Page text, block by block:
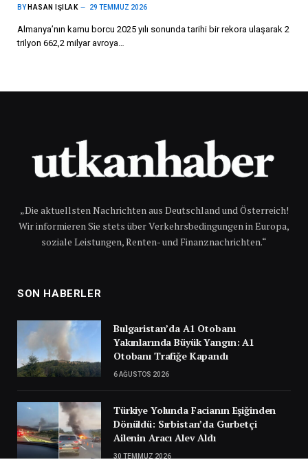
BY HASAN IŞILAK 29 TEMMUZ 2026
Almanya’nın kamu borcu 2025 yılı sonunda tarihi bir rekora ulaşarak 2
trilyon 662,2 milyar avroya…
„Die aktuellsten Nachrichten aus Deutschland und Österreich!
Wir informieren Sie stets über Verkehrsbedingungen in Europa,
soziale Leistungen, Renten- und Finanznachrichten.“
SON HABERLER
Bulgaristan’da A1 Otobanı
Yakınlarında Büyük Yangın: A1
Otobanı Trafiğe Kapandı
6 AĞUSTOS 2026
Türkiye Yolunda Facianın Eşiğinden
Dönüldü: Sırbistan’da Gurbetçi
Ailenin Aracı Alev Aldı
30 TEMMUZ 2026